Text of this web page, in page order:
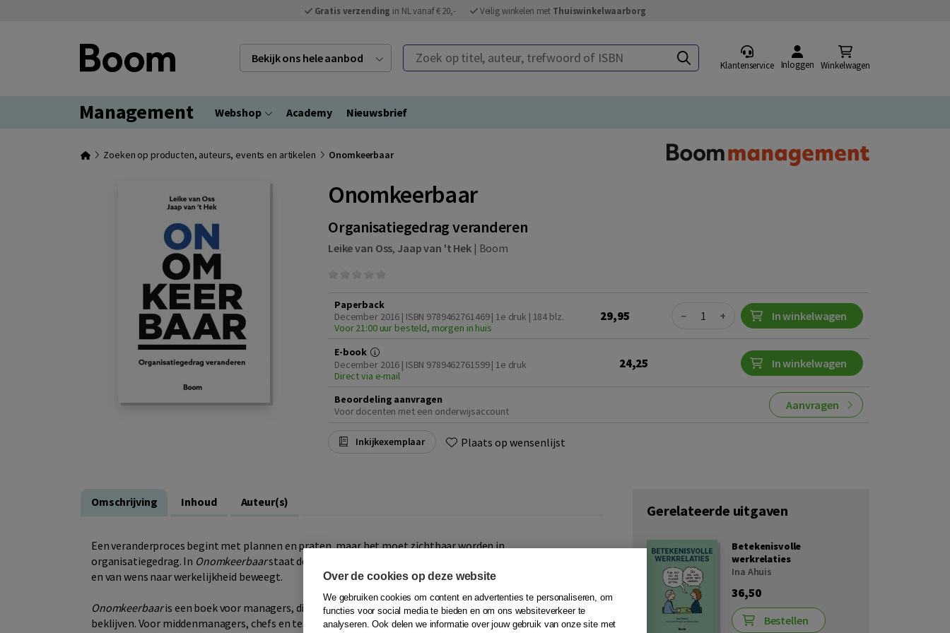
Gratis verzending in NL vanaf € 20,- Veilig winkelen met Thuiswinkelwaarborg
Bekijk ons hele aanbod Zoek op titel, auteur, trefwoord of ISBN
Klantenservice Inloggen Winkelwagen
Management Webshop Academy Nieuwsbrief
Zoeken op producten, auteurs, events en artikelen Onomkeerbaar
Onomkeerbaar
Organisatiegedrag veranderen
Leike van Oss, Jaap van 't Hek| Boom
Paperback
December 2016 | ISBN 9789462761469 | 1e druk | 184 blz.
Voor 21:00 uur besteld, morgen in huis
29,95 Quantity
− + In winkelwagen
E-book
December 2016 | ISBN 9789462761599 | 1e druk
Direct via e-mail
24,25 In winkelwagen
Beoordeling aanvragen
Voor docenten met een onderwijsaccount
Aanvragen
Inkijkexemplaar Plaats op wensenlijst
Omschrijving Inhoud Auteur(s)
Een veranderproces begint met plannen en praten, maar het moet zichtbaar worden in
organisatiegedrag. In Onomkeerbaarstaat deze fase centraal, waarin de verandering van praat naar daad
en van wens naar werkelijkheid beweegt.
Onomkeerbaaris een boek voor managers, directeuren en bestuurders die veranderingen willen laten
beklijven. Voor middenmanagers, chefs en teamleiders die de geplande veranderingen moeten
Gerelateerde uitgaven
Betekenisvolle
werkrelaties
Ina Ahuis
36,50
Bestellen
Over de cookies op deze website
We gebruiken cookies om content en advertenties te personaliseren, om
functies voor social media te bieden en om ons websiteverkeer te
analyseren. Ook delen we informatie over jouw gebruik van onze site met